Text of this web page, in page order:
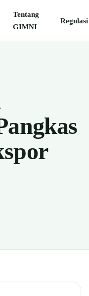
Tentang
GIMNI
Regulasi